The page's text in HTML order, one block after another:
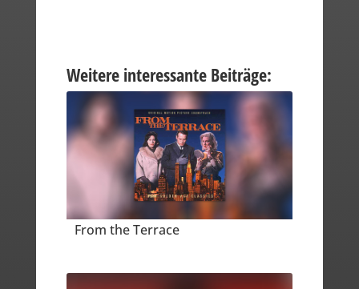
Weitere interessante Beiträge:
From the Terrace